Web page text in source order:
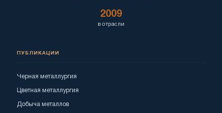
2009
в отрасли
ПУБЛИКАЦИИ
Черная металлургия
Цветная металлургия
Добыча металлов